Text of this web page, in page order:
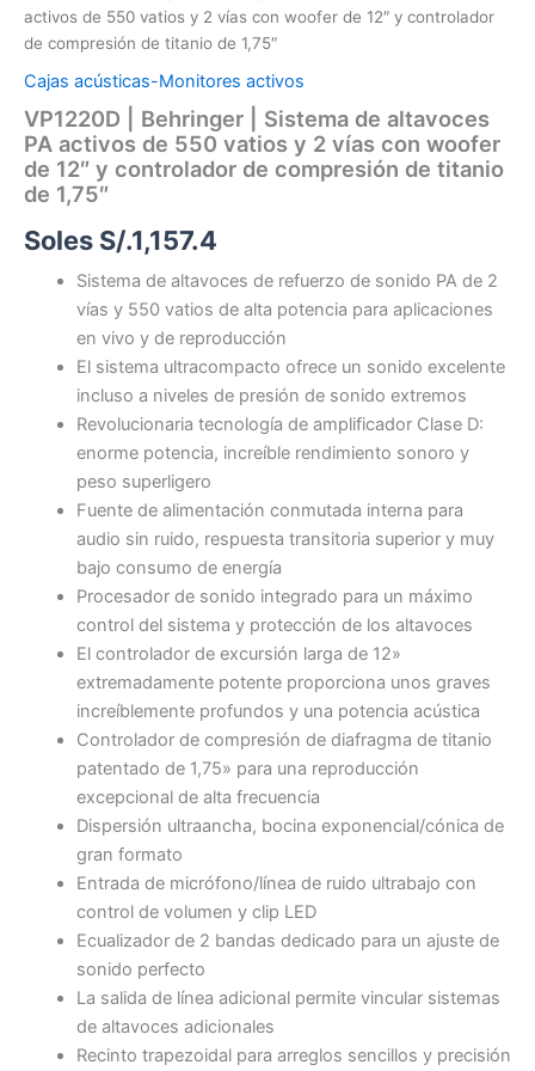
activos de 550 vatios y 2 vías con woofer de 12″ y controlador
de compresión de titanio de 1,75″
Cajas acústicas-Monitores activos
VP1220D | Behringer | Sistema de altavoces
PA activos de 550 vatios y 2 vías con woofer
de 12″ y controlador de compresión de titanio
de 1,75″
Soles S/.1,157.4
Sistema de altavoces de refuerzo de sonido PA de 2
vías y 550 vatios de alta potencia para aplicaciones
en vivo y de reproducción
El sistema ultracompacto ofrece un sonido excelente
incluso a niveles de presión de sonido extremos
Revolucionaria tecnología de amplificador Clase D:
enorme potencia, increíble rendimiento sonoro y
peso superligero
Fuente de alimentación conmutada interna para
audio sin ruido, respuesta transitoria superior y muy
bajo consumo de energía
Procesador de sonido integrado para un máximo
control del sistema y protección de los altavoces
El controlador de excursión larga de 12»
extremadamente potente proporciona unos graves
increíblemente profundos y una potencia acústica
Controlador de compresión de diafragma de titanio
patentado de 1,75» para una reproducción
excepcional de alta frecuencia
Dispersión ultraancha, bocina exponencial/cónica de
gran formato
Entrada de micrófono/línea de ruido ultrabajo con
control de volumen y clip LED
Ecualizador de 2 bandas dedicado para un ajuste de
sonido perfecto
La salida de línea adicional permite vincular sistemas
de altavoces adicionales
Recinto trapezoidal para arreglos sencillos y precisión